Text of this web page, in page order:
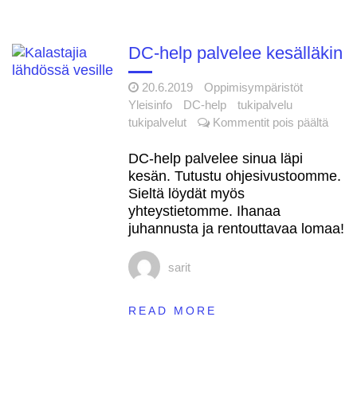
DC-help palvelee kesälläkin
20.6.2019
Oppimisympäristöt
Yleisinfo
DC-help
tukipalvelu
tukipalvelut
Kommentit pois päältä
DC-help palvelee sinua läpi
kesän. Tutustu ohjesivustoomme.
Sieltä löydät myös
yhteystietomme. Ihanaa
juhannusta ja rentouttavaa lomaa!
sarit
READ MORE